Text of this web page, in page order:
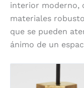
interior moderno,
materiales
que se pueden
ánimo de un